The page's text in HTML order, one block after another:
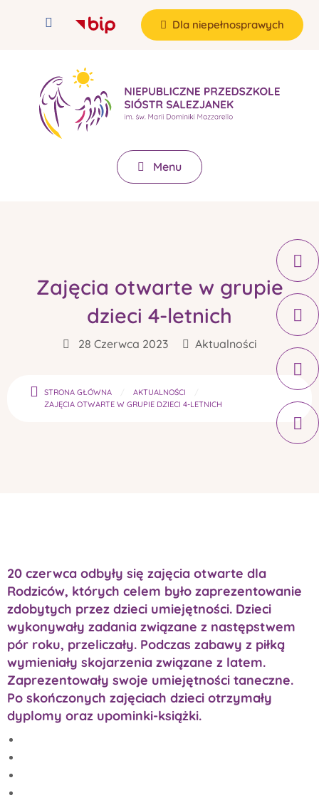
Dla niepełnosprawych
Menu
Zajęcia otwarte w grupie
dzieci 4-letnich
28 Czerwca 2023 Aktualności
STRONA GŁÓWNA
AKTUALNOŚCI
ZAJĘCIA OTWARTE W GRUPIE DZIECI 4-LETNICH
20 czerwca odbyły się zajęcia otwarte dla
Rodziców, których celem było zaprezentowanie
zdobytych przez dzieci umiejętności. Dzieci
wykonywały zadania związane z następstwem
pór roku, przeliczały. Podczas zabawy z piłką
wymieniały skojarzenia związane z latem.
Zaprezentowały swoje umiejętności taneczne.
Po skończonych zajęciach dzieci otrzymały
dyplomy oraz upominki-książki.